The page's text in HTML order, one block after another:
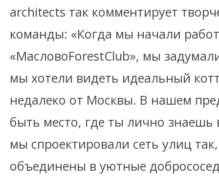
architects так комментирует
команды: «Когда мы начали
«МасловоForestClub», мы
мы хотели видеть идеальный
недалеко от Москвы. В нашем
быть место, где ты лично знаешь
мы спроектировали сеть улиц
объединены в уютные